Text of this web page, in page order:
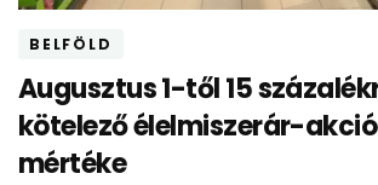
BELFÖLD
Augusztus 1-től 15
kötelező élelmiszerár-
mértéke